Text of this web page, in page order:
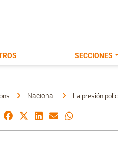
SECCIONES
Nacional La presión